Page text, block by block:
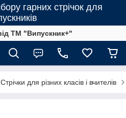
гарних стрічок для
ТМ "Випускник+"
Стрічки для різних класів і вчителів